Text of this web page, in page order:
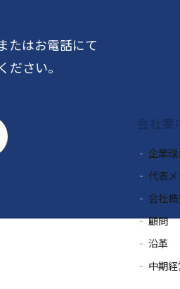
たはお電話にて
ださい。
会社案
企業
代表
会社
顧問
沿革
中期